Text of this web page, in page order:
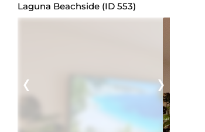
Laguna Beachside (ID 553)